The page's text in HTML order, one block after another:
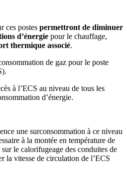
ces postes permettront de diminuer
d’énergie pour le chauffage,
thermique associé.
de gaz pour le poste
à l’ECS au niveau de tous les
d’énergie.
une surconsommation à ce niveau
à la montée en température de
le calorifugeage des conduites de
la vitesse de circulation de l’ECS